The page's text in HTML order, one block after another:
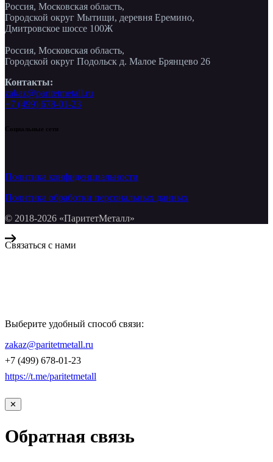
Россия, Московская область,
Городской округ Мытищи, деревня Еремино,
Дмитровское шоссе 100Ж
Россия, Московская область,
Городской округ Подольск д. Малое Брянцево 26
Контакты:
zakaz@paritetmetall.ru
+7 (499) 678-01-23
Социальные сети
Политика конфиденциальности
Политика обработки персональных данных
© 2018-2026 «ПаритетМеталл»
Связаться с нами
Выберите удобный способ связи:
zakaz@paritetmetall.ru
+7 (499) 678-01-23
https://t.me/paritetmetall
✕
Обратная связь